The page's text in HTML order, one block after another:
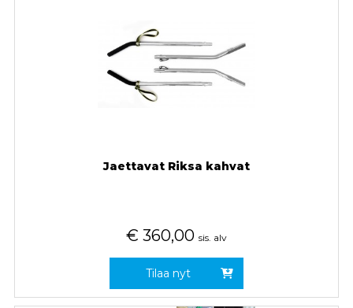
Jaettavat Riksa kahvat
€ 360,00 sis. alv
Tilaa nyt